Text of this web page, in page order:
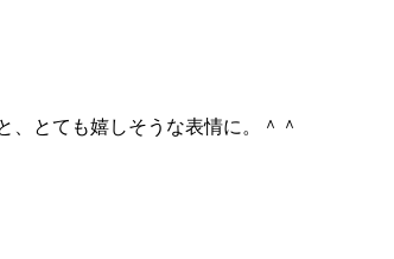
、とても嬉しそうな表情に。＾＾